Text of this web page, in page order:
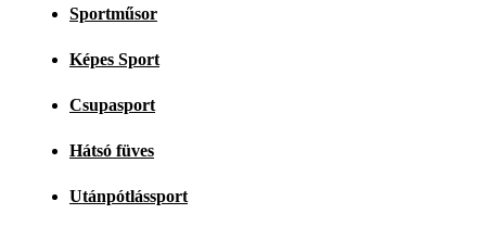
Sportműsor
Képes Sport
Csupasport
Hátsó füves
Utánpótlássport